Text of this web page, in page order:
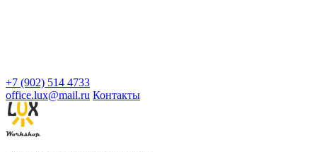
+7 (902) 514 4733
office.lux@mail.ru Контакты